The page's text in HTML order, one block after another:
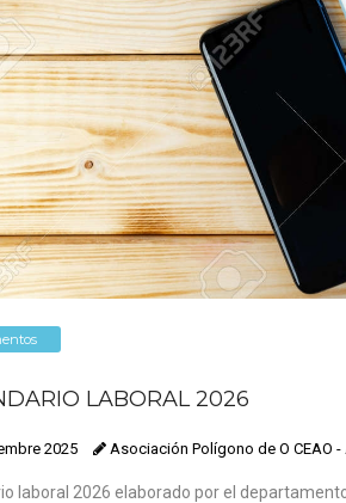
LABORAL 2026
2025 Asociación Polígono de O CEAO -
laboral 2026 elaborado por el